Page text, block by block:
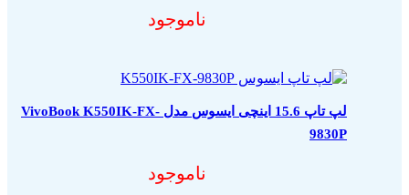
ناموجود
لپ تاپ 15.6 اینچی ایسوس مدل VivoBook K550IK-FX-
9830P
ناموجود